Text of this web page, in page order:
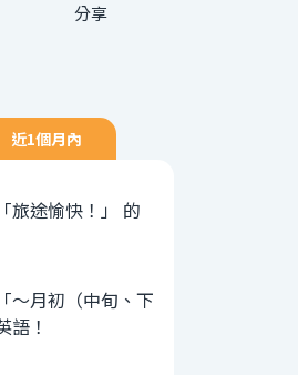
分享
近1個月內
旅途愉快！」 的
〜月初（中旬、下
語！